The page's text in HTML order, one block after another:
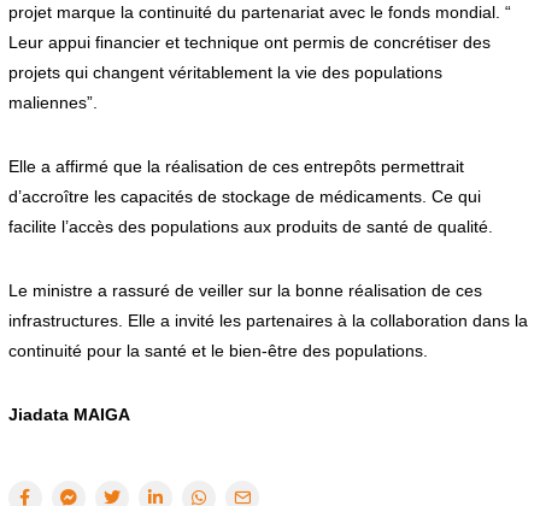
projet marque la continuité du partenariat avec le fonds mondial. “
Leur appui financier et technique ont permis de concrétiser des
projets qui changent véritablement la vie des populations
maliennes”.
Elle a affirmé que la réalisation de ces entrepôts permettrait
d’accroître les capacités de stockage de médicaments. Ce qui
facilite l’accès des populations aux produits de santé de qualité.
Le ministre a rassuré de veiller sur la bonne réalisation de ces
infrastructures. Elle a invité les partenaires à la collaboration dans la
continuité pour la santé et le bien-être des populations.
Jiadata MAIGA